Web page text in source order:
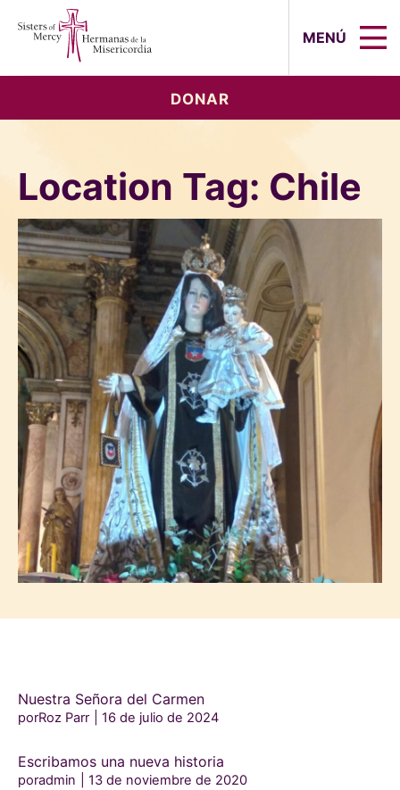
MENÚ
DONAR
Location Tag: Chile
Nuestra Señora del Carmen
porRoz Parr 16 de julio de 2024
Escribamos una nueva historia
poradmin 13 de noviembre de 2020